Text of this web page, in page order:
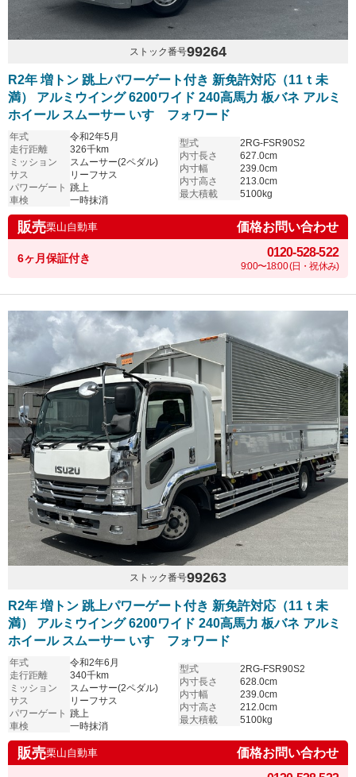
ストック番号99264
R2年 増トン 跳上パワーゲート付き 新免許対応（11ｔ未
満） アルミウイング 6200ワイド 240高馬力 板バネ アルミ
ホイール スムーサー いすゞフォワード
年式
令和2年5月
走行距離
326千km
ミッション
スムーサー(2ペダル)
サス
リーフサス
パワーゲート 跳上
車検
一時抹消
型式
2RG-FSR90S2
内寸長さ
627.0cm
内寸幅
239.0cm
内寸高さ
213.0cm
最大積載
5100kg
販売栗山自動車 価格お問い合わせ
6ヶ月保証付き 0120-528-522
9:00〜18:00 (日・祝休み)
ストック番号99263
R2年 増トン 跳上パワーゲート付き 新免許対応（11ｔ未
満） アルミウイング 6200ワイド 240高馬力 板バネ アルミ
ホイール スムーサー いすゞフォワード
年式
令和2年6月
走行距離
340千km
ミッション
スムーサー(2ペダル)
サス
リーフサス
パワーゲート 跳上
車検
一時抹消
型式
2RG-FSR90S2
内寸長さ
628.0cm
内寸幅
239.0cm
内寸高さ
212.0cm
最大積載
5100kg
販売栗山自動車
価格お問い合わせ